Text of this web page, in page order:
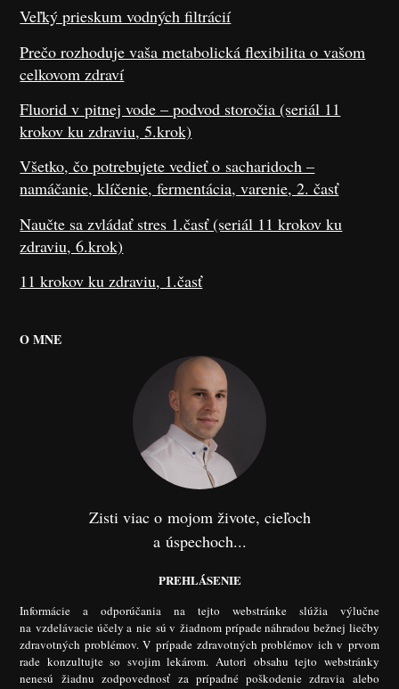
Veľký prieskum vodných filtrácií
Prečo rozhoduje vaša metabolická flexibilita o vašom
celkovom zdraví
Fluorid v pitnej vode – podvod storočia (seriál 11
krokov ku zdraviu, 5.krok)
Všetko, čo potrebujete vedieť o sacharidoch –
namáčanie, klíčenie, fermentácia, varenie, 2. časť
Naučte sa zvládať stres 1.časť (seriál 11 krokov ku
zdraviu, 6.krok)
11 krokov ku zdraviu, 1.časť
O MNE
Zisti viac o mojom živote, cieľoch
a úspechoch...
PREHLÁSENIE
Informácie a odporúčania na tejto webstránke slúžia výlučne
na vzdelávacie účely a nie sú v žiadnom prípade náhradou bežnej liečby
zdravotných problémov. V prípade zdravotných problémov ich v prvom
rade konzultujte so svojim lekárom. Autori obsahu tejto webstránky
nenesú žiadnu zodpovednosť za prípadné poškodenie zdravia alebo